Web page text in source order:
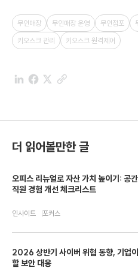
무인매장 무인매장 운영 무인점포
키오스크 관리
키오스크 원격제어
더 읽어볼만한 글
오피스 리뉴얼로 자산 가치 높이기: 공
직원 경험 개선 체크리스트
인사이트 포커스
2026 상반기 사이버 위협 동향, 기업
할 보안 대응